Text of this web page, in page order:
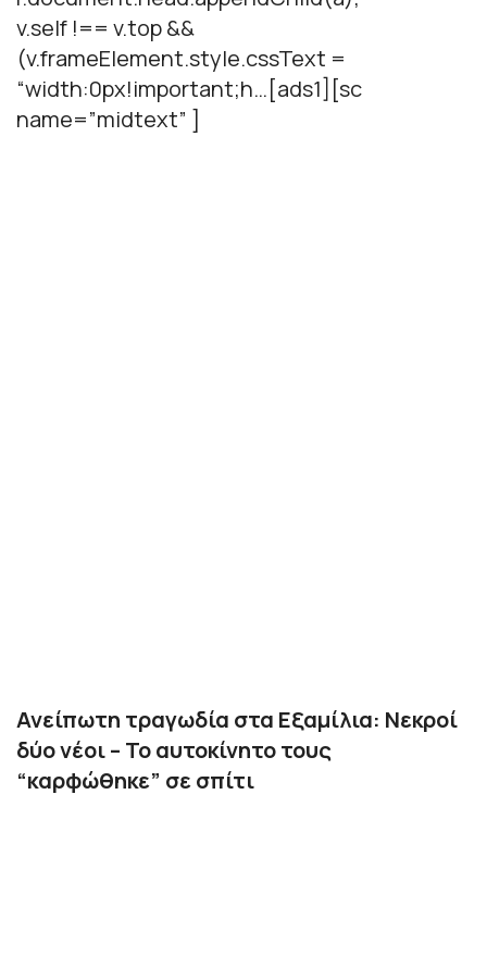
v.self !== v.top &&
(v.frameElement.style.cssText =
“width:0px!important;h…[ads1][sc
name=”midtext” ]
Ανείπωτη τραγωδία στα Εξαμίλια: Νεκροί
δύο νέοι – Το αυτοκίνητο τους
“καρφώθηκε” σε σπίτι